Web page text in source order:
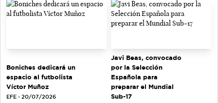
Boniches dedicará un
espacio al futbolista
Víctor Muñoz
EFE - 20/07/2026
Javi Beas, convocado
por la Selección
Española para
preparar el Mundial
Sub-17